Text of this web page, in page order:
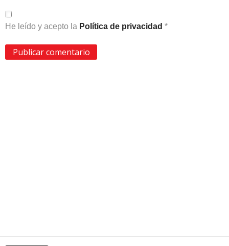
He leído y acepto la Política de privacidad *